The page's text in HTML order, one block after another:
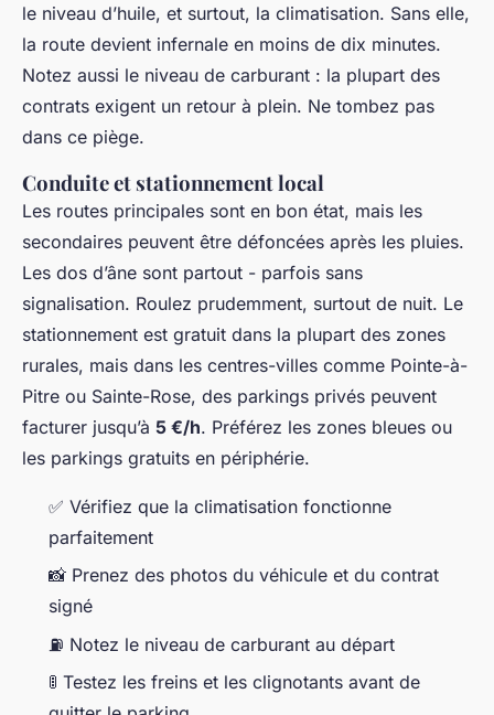
le niveau d’huile, et surtout, la climatisation. Sans elle,
la route devient infernale en moins de dix minutes.
Notez aussi le niveau de carburant : la plupart des
contrats exigent un retour à plein. Ne tombez pas
dans ce piège.
Conduite et stationnement local
Les routes principales sont en bon état, mais les
secondaires peuvent être défoncées après les pluies.
Les dos d’âne sont partout - parfois sans
signalisation. Roulez prudemment, surtout de nuit. Le
stationnement est gratuit dans la plupart des zones
rurales, mais dans les centres-villes comme Pointe-à-
Pitre ou Sainte-Rose, des parkings privés peuvent
facturer jusqu’à 5 €/h. Préférez les zones bleues ou
les parkings gratuits en périphérie.
✅ Vérifiez que la climatisation fonctionne
parfaitement
📸 Prenez des photos du véhicule et du contrat
signé
⛽ Notez le niveau de carburant au départ
🚦 Testez les freins et les clignotants avant de